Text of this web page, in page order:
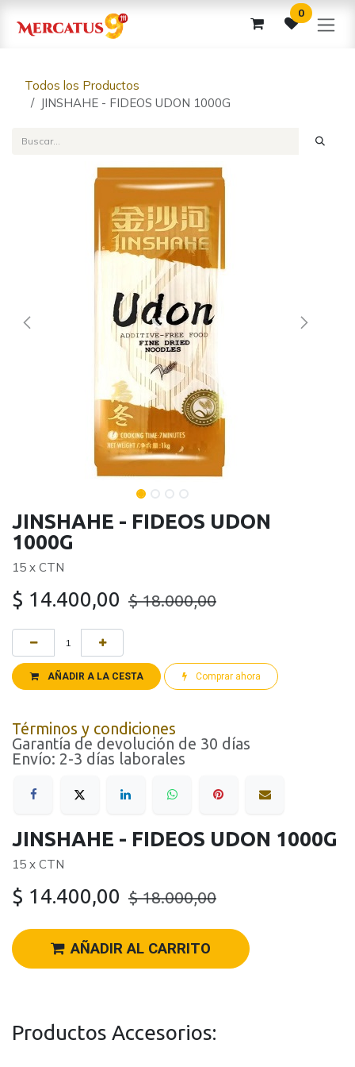
0
Todos los Productos
JINSHAHE - FIDEOS UDON 1000G
JINSHAHE - FIDEOS UDON
1000G
15 x CTN
$ 14.400,00 $18.000,00
AÑADIR A LA CESTA Comprar ahora
Términos y condiciones
Garantía de devolución de 30 días
Envío: 2-3 días laborales
JINSHAHE - FIDEOS UDON 1000G
15 x CTN
$ 14.400,00 $18.000,00
AÑADIR AL CARRITO
Productos Accesorios: